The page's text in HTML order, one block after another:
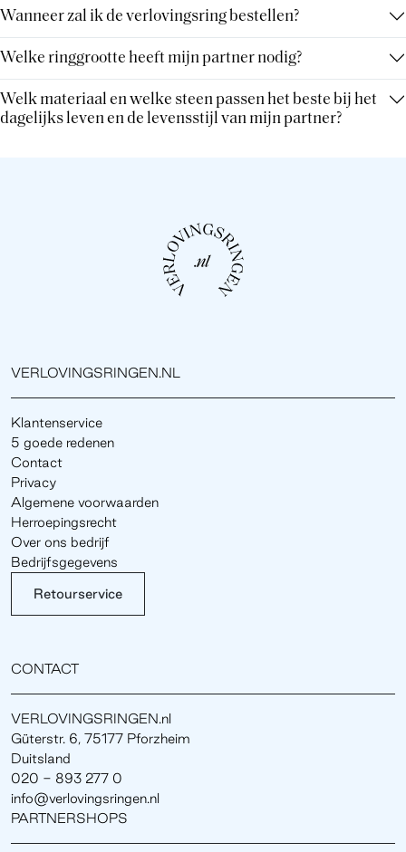
Wanneer zal ik de verlovingsring bestellen?
Welke ringgrootte heeft mijn partner nodig?
Welk materiaal en welke steen passen het beste bij het
dagelijks leven en de levensstijl van mijn partner?
VERLOVINGSRINGEN.NL
Klantenservice
5 goede redenen
Contact
Privacy
Algemene voorwaarden
Herroepingsrecht
Over ons bedrijf
Bedrijfsgegevens
Retourservice
CONTACT
VERLOVINGSRINGEN.nl
Güterstr. 6, 75177 Pforzheim
Duitsland
020 - 893 277 0
info@verlovingsringen.nl
PARTNERSHOPS